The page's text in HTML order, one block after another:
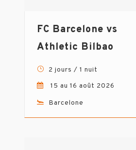
FC Barcelone vs
Athletic Bilbao
2 jours / 1 nuit
15 au 16 août 2026
Barcelone